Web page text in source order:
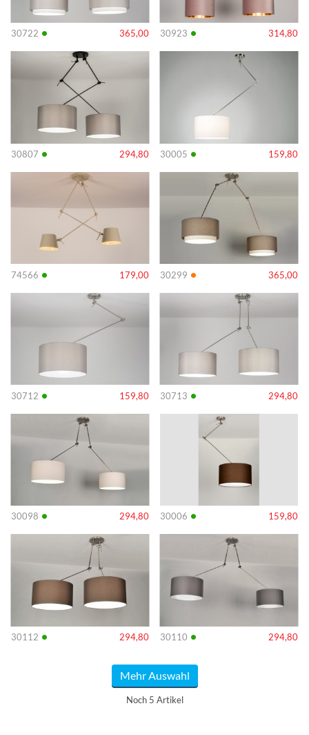
30722 • 365,00 30923 • 314,80
30807 • 294,80
Info
30005 • 159,80
Info
74566 • 179,00
Info
30299 • 365,00
Info
30712 • 159,80
Info
30713 • 294,80
Info
30098 • 294,80
Info
30006 • 159,80
Info
30112 • 294,80
Info
30110 • 294,80
Info
Mehr Auswahl
Noch 5 Artikel